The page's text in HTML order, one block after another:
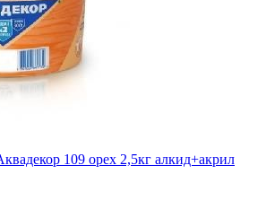
109 орех 2,5кг алкид+акрил